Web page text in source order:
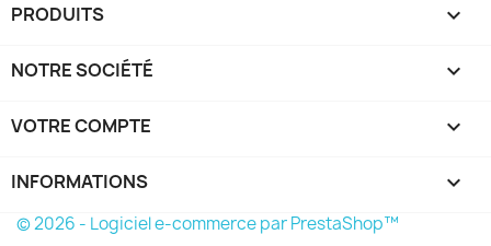
PRODUITS 
NOTRE SOCIÉTÉ 
VOTRE COMPTE 
INFORMATIONS keyboard_arrow_down
© 2026 - Logiciel e-commerce par PrestaShop™